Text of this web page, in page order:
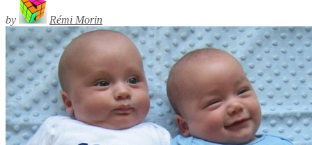
by Rémi Morin